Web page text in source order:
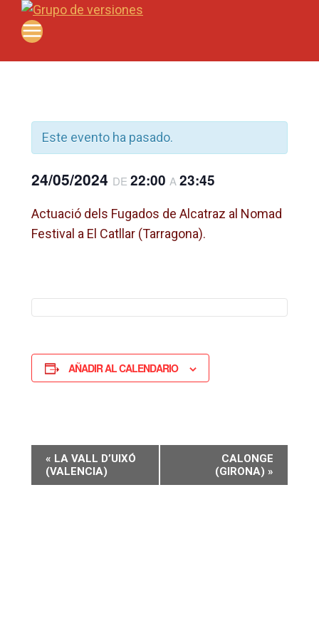
Saltar
Este evento ha pasado.
24/05/2024 DE 22:00 A 23:45
Actuació dels Fugados de Alcatraz al Nomad
Festival a El Catllar (Tarragona).
AÑADIR AL CALENDARIO
NAVEGACIÓN
DEL
« LA VALL D’UIXÓ
(VALENCIA)
CALONGE
(GIRONA) »